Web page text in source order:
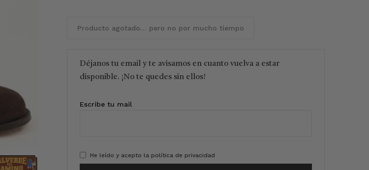
Producto agotado… pero no por mucho tiempo
Déjanos tu email y te avisamos en cuanto vuelva a estar
disponible. ¡No te quedes sin ellos!
Escribe tu mail
He leído y acepto la política de privacidad